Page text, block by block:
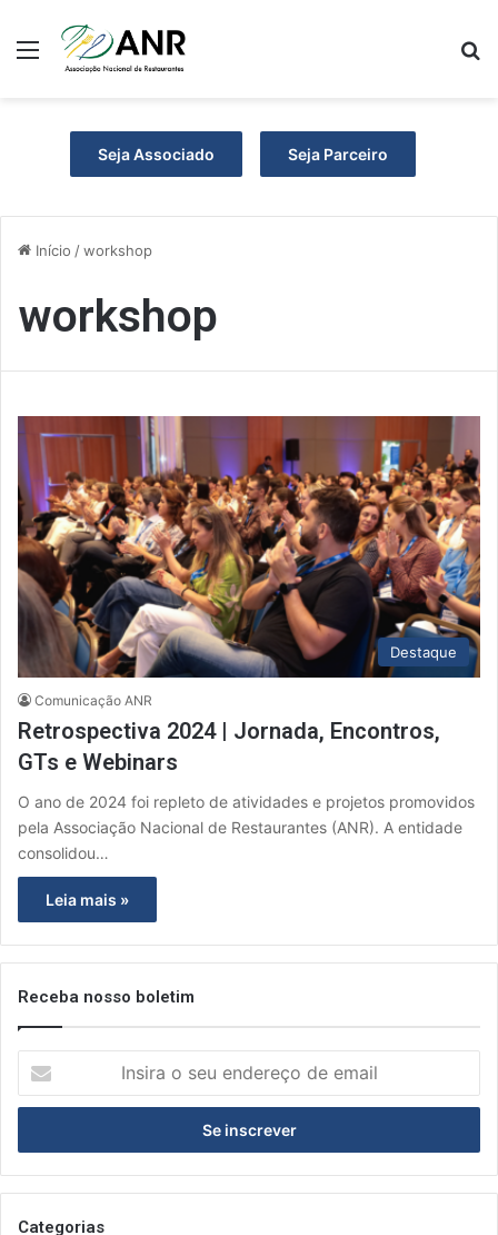
Menu
Seja Associado Seja Parceiro
Início /workshop
workshop
Destaque
Comunicação ANR
Retrospectiva 2024 | Jornada, Encontros,
GTs e Webinars
O ano de 2024 foi repleto de atividades e projetos promovidos
pela Associação Nacional de Restaurantes (ANR). A entidade
consolidou…
Leia mais »
Receba nosso boletim
s
r
a
s
Categorias